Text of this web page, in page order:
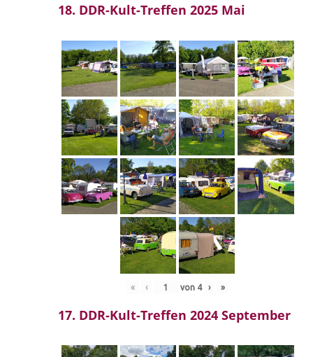
18. DDR-Kult-Treffen 2025 Mai
« ‹ von 4 › »
17. DDR-Kult-Treffen 2024 September